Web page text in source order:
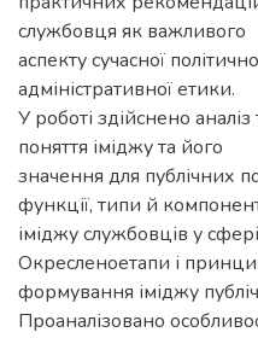
службовця як важливого
аспекту сучасної
адміністративної етики.
У роботі здійснено
поняття іміджу та його
значення для публічних
функції, типи й
іміджу службовців у
Окресленоетапи і
формування іміджу
Проаналізовано